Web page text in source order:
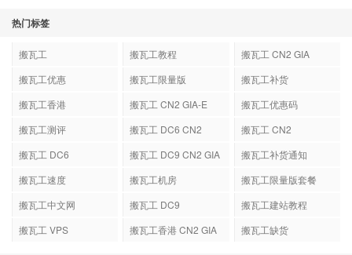
热门标签
搬瓦工 搬瓦工教程
搬瓦工 CN2 GIA
搬瓦工优惠
搬瓦工限量版
搬瓦工补货
搬瓦工香港
搬瓦工 CN2 GIA-E
搬瓦工优惠码
搬瓦工测评
搬瓦工 DC6 CN2
搬瓦工 CN2
搬瓦工 DC6
搬瓦工 DC9 CN2 GIA
搬瓦工补货通知
搬瓦工速度
搬瓦工机房
搬瓦工限量版套餐
搬瓦工中文网
搬瓦工 DC9
搬瓦工建站教程
搬瓦工 VPS
搬瓦工香港 CN2 GIA 搬瓦工缺货